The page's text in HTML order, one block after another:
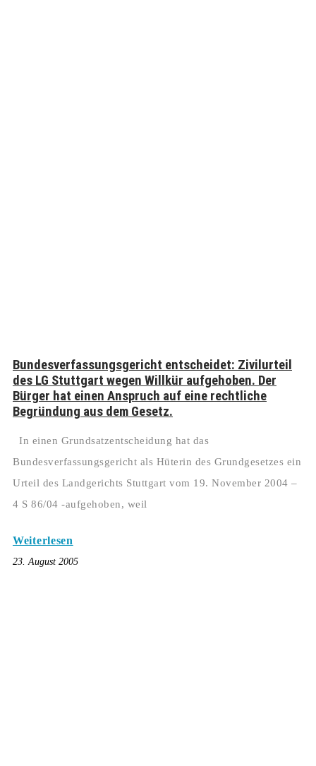
Bundesverfassungsgericht entscheidet: Zivilurteil
des LG Stuttgart wegen Willkür aufgehoben. Der
Bürger hat einen Anspruch auf eine rechtliche
Begründung aus dem Gesetz.
In einen Grundsatzentscheidung hat das
Bundesverfassungsgericht als Hüterin des Grundgesetzes ein
Urteil des Landgerichts Stuttgart vom 19. November 2004 –
4 S 86/04 -aufgehoben, weil
Weiterlesen
23. August 2005